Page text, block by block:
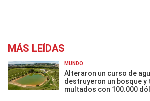
MÁS LEÍDAS
MUNDO
Alteraron un curso de
destruyeron un bosque y
multados con 100.000